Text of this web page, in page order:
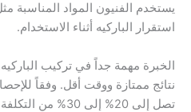
يستخدم الفنيون المواد المناسبة
استقرار الباركيه أثناء الاستخدام.
الخبرة مهمة جداً في تركيب
نتائج ممتازة ووقت أقل. وفقاً
تصل إلى 20% إلى 30% من التكلفة الإجمالية